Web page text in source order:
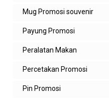
Mug Promosi souvenir
Payung Promosi
Peralatan Makan
Percetakan Promosi
Pin Promosi